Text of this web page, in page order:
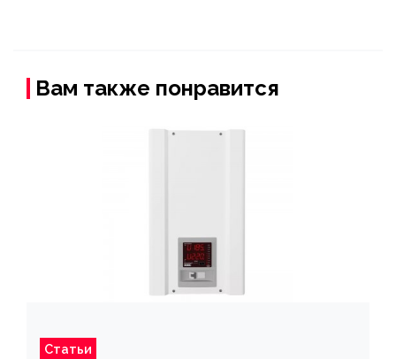
Вам также понравится
Статьи